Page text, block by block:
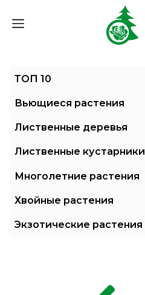
ТОП 10
Вьющиеся растения
Лиственные деревья
Лиственные кустарники
Многолетние растения
Хвойные растения
Экзотические растения